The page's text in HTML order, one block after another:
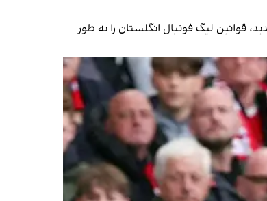
قوانین لیگ فوتبال انگلستان را به طور